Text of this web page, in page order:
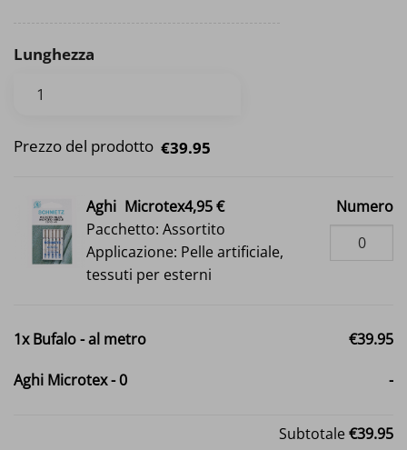
Lunghezza
Prezzo del prodotto €39.95
Aghi Microtex4,95 €
Pacchetto: Assortito
Applicazione: Pelle artificiale,
tessuti per esterni
Numero
1xBufalo - al metro €39.95
Aghi Microtex-0 -
Subtotale€39.95